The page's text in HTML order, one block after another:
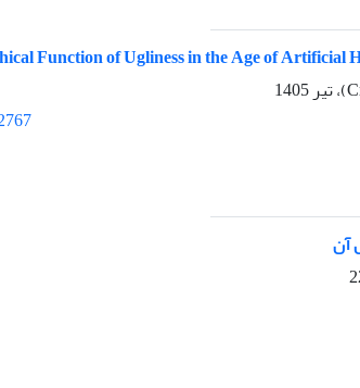
Function of Ugliness in the Age of Artificial
آن